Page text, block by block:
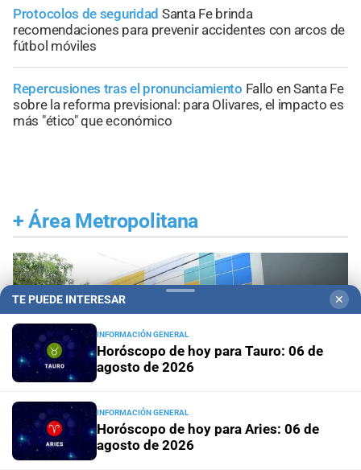
Protocolos de seguridad Santa Fe brinda
recomendaciones para prevenir accidentes con arcos de
fútbol móviles
Repercusiones tras el pronunciamiento Fallo en Santa Fe
sobre la reforma previsional: para Olivares, el impacto es
más "ético" que económico
+ Área Metropolitana
TE PUEDE INTERESAR ✕
INFORMACIÓN GENERAL
Horóscopo de hoy para Tauro: 06 de
agosto de 2026
INFORMACIÓN GENERAL
Horóscopo de hoy para Aries: 06 de
agosto de 2026